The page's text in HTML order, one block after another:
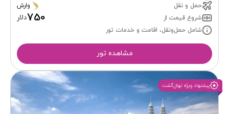
حمل و نقل
وارش
شروع قیمت از
750دلار
شامل حمل‌ونقل، اقامت و خدمات تور
مشاهده تور
پیشنهاد ویژه نهال‌گشت